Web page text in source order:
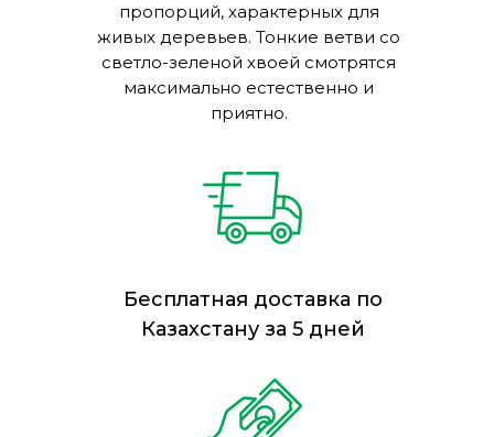
пропорций, характерных для
живых деревьев. Тонкие ветви со
светло-зеленой хвоей смотрятся
максимально естественно и
приятно.
Бесплатная доставка по
Казахстану за 5 дней